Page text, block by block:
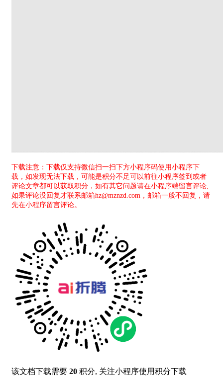
下载注意：下载仅支持微信扫一扫下方小程序码使用小程序下
载，如发现无法下载，可能是积分不足可以前往小程序签到或者
评论文章都可以获取积分，如有其它问题请在小程序端留言评论,
如果评论没回复才联系邮箱hz@mznzd.com，邮箱一般不回复，请
先在小程序留言评论。
该文档下载需要 20 积分, 关注小程序使用积分下载